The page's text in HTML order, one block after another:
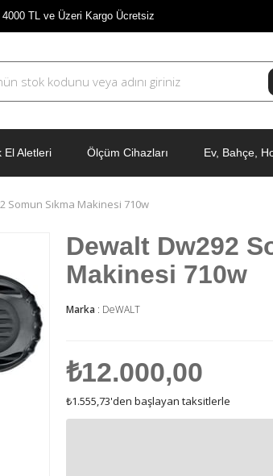
4000 TL ve Üzeri Kargo Ücretsiz
El Aletleri Ölçüm Cihazları Ev, Bahçe,
Somun Sıkma Makinesi 710w
Dewalt Dw292
Makinesi 710w
Marka : DeWALT
₺12.000,00
₺1.555,73'den başlayan taksitlerle